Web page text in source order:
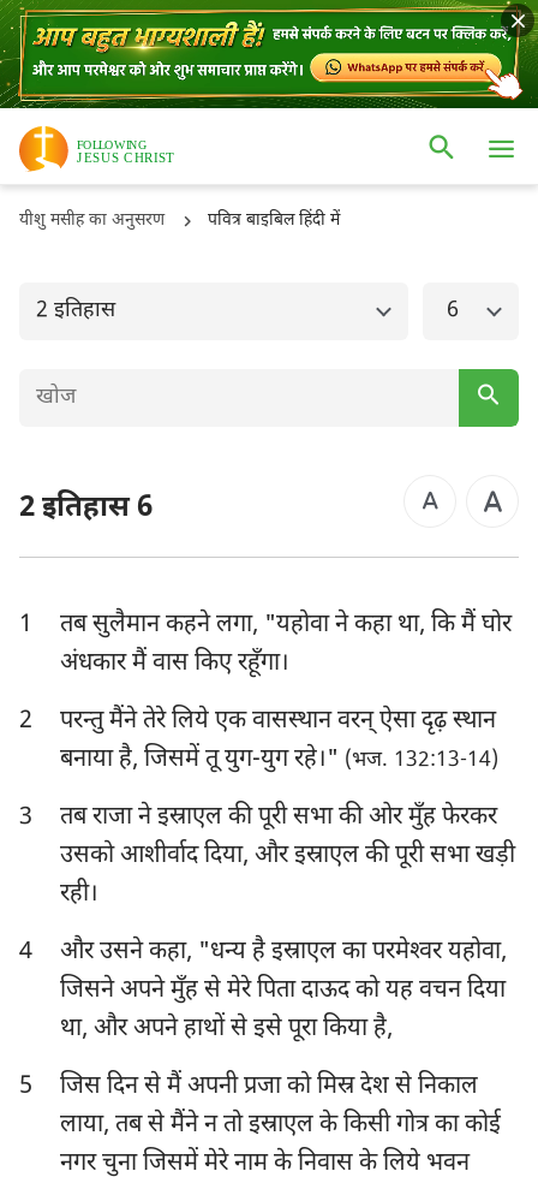
यीशु मसीह का अनुसरण पवित्र बाइबिल हिंदी में
2 इतिहास
ओल्ड टैस्टमैंट नई टैस्टमैंट
उत्पत्ति निर्गमन
व्यवस्थाविवरण
1 इतिहास
एस्तेर अय्यूब
सभोपदेशक
विलापगीत यहेजकेल
दानिय्येल
योएल आमोस
ओबद्याह
हबक्कूक सपन्याह
हाग्गै जकर्याह
6
2 इतिहास 6
1
तब सुलैमान कहने लगा, "यहोवा ने कहा था, कि मैं घोर
अंधकार मैं वास किए रहूँगा।
2
परन्तु मैंने तेरे लिये एक वासस्थान वरन् ऐसा दृढ़ स्थान
बनाया है, जिसमें तू युग-युग रहे।" (भज. 132:13-14)
3
तब राजा ने इस्राएल की पूरी सभा की ओर मुँह फेरकर
उसको आशीर्वाद दिया, और इस्राएल की पूरी सभा खड़ी
रही।
4
और उसने कहा, "धन्य है इस्राएल का परमेश्‍वर यहोवा,
जिसने अपने मुँह से मेरे पिता दाऊद को यह वचन दिया
था, और अपने हाथों से इसे पूरा किया है,
5
जिस दिन से मैं अपनी प्रजा को मिस्र देश से निकाल
लाया, तब से मैंने न तो इस्राएल के किसी गोत्र का कोई
नगर चुना जिसमें मेरे नाम के निवास के लिये भवन